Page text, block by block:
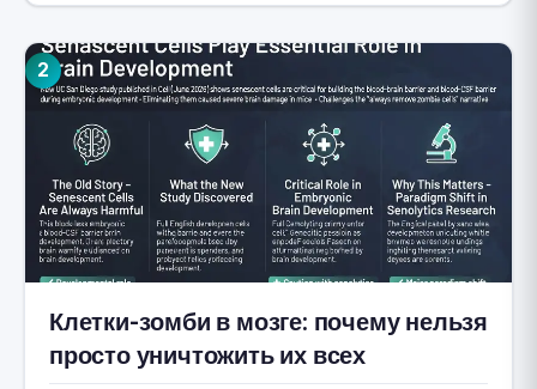
2
Клетки-зомби в мозге: почему нельзя
просто уничтожить их всех